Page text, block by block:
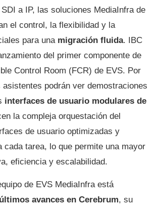
a IP, las soluciones MediaInfra de
el control, la flexibilidad y la
para una migración fluida. IBC
del primer componente de
Control Room (FCR) de EVS. Por
podrán ver demostraciones
interfaces de usuario modulares de
la compleja orquestación del
de usuario optimizadas y
cada tarea, lo que permite una mayor
eficiencia y escalabilidad.
de EVS MediaInfra está
últimos avances en Cerebrum, su